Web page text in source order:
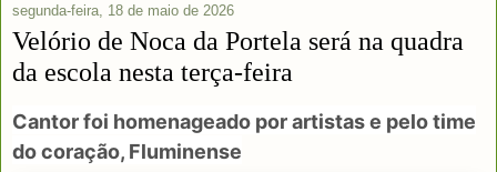
segunda-feira, 18 de maio de 2026
Velório de Noca da Portela será na quadra
da escola nesta terça-feira
Cantor foi homenageado por artistas e pelo time
do coração, Fluminense